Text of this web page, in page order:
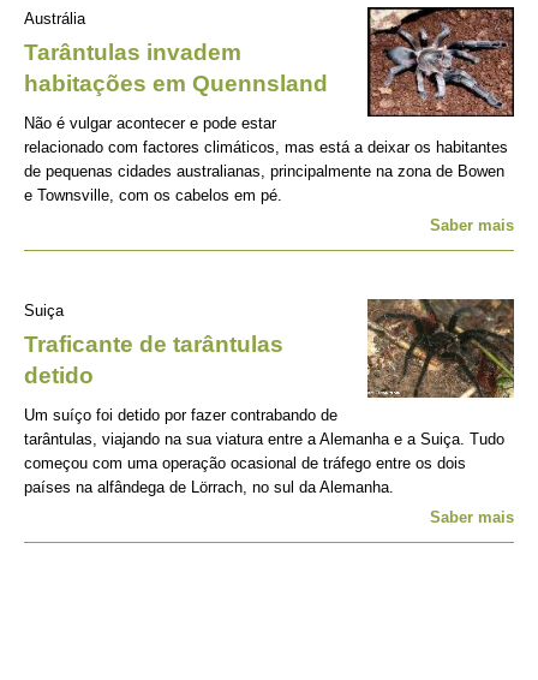
Austrália
Tarântulas invadem
habitações em Quennsland
Não é vulgar acontecer e pode estar
relacionado com factores climáticos, mas está a deixar os habitantes
de pequenas cidades australianas, principalmente na zona de Bowen
e Townsville, com os cabelos em pé.
Saber mais
Suiça
Traficante de tarântulas
detido
Um suíço foi detido por fazer contrabando de
tarântulas, viajando na sua viatura entre a Alemanha e a Suiça. Tudo
começou com uma operação ocasional de tráfego entre os dois
países na alfândega de Lörrach, no sul da Alemanha.
Saber mais